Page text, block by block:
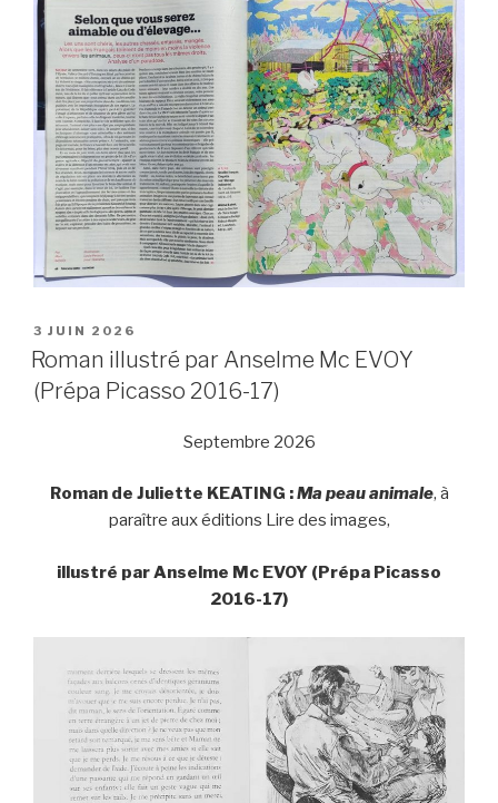
PUBLIÉ
LE
3 JUIN 2026
Roman illustré par Anselme Mc EVOY
(Prépa Picasso 2016-17)
Septembre 2026
Roman de Juliette KEATING :Ma peau animale, à
paraître aux éditions Lire des images,
illustré par Anselme Mc EVOY (Prépa Picasso
2016-17)